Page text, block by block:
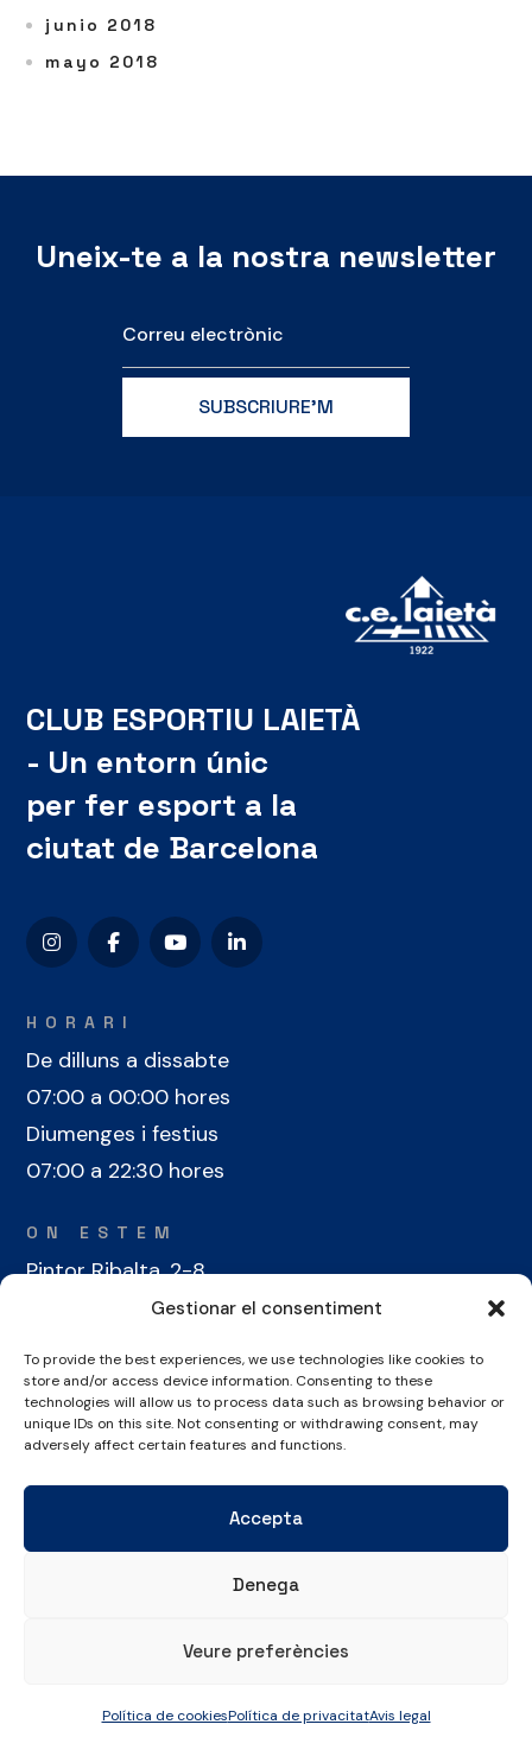
Gestionar el consentiment
To provide the best experiences, we use technologies like cookies to
store and/or access device information. Consenting to these
technologies will allow us to process data such as browsing behavior or
unique IDs on this site. Not consenting or withdrawing consent, may
adversely affect certain features and functions.
Accepta
Denega
Veure preferències
Política de cookiesPolítica de privacitatAvis legal
junio 2018
mayo 2018
Uneix-te a la nostra newsletter
CLUB ESPORTIU LAIETÀ
- Un entorn únic
per fer esport a la
ciutat de Barcelona
HORARI
De dilluns a dissabte
07:00 a 00:00 hores
Diumenges i festius
07:00 a 22:30 hores
ON ESTEM
Pintor Ribalta, 2-8
08028 Barcelona
CONTACTE
+34 934 486 350
cel@laieta.cat